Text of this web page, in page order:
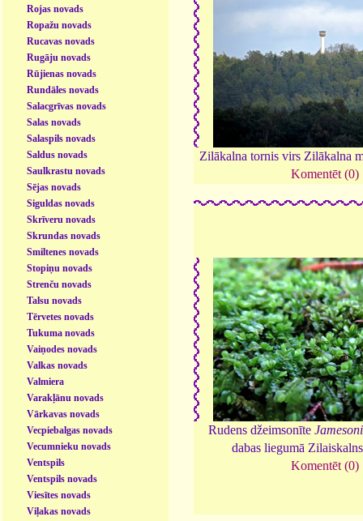
Rojas novads
Ropažu novads
Rucavas novads
Rugāju novads
Rūjienas novads
Rundāles novads
Salacgrīvas novads
Salas novads
Salaspils novads
Saldus novads
Saulkrastu novads
Sējas novads
Siguldas novads
Skrīveru novads
Skrundas novads
Smiltenes novads
Stopiņu novads
Strenču novads
Talsu novads
Tērvetes novads
Tukuma novads
Vaiņodes novads
Valkas novads
Valmiera
Varakļānu novads
Vārkavas novads
Vecpiebalgas novads
Vecumnieku novads
Ventspils
Ventspils novads
Viesītes novads
Viļakas novads
Zilākalna tornis virs Zilākalna
Komentēt (0)
Rudens džeimsonīte
dabas liegumā
Komentēt (0)